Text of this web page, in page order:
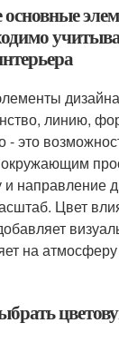
линию,
- это
и направление
Цвет
на